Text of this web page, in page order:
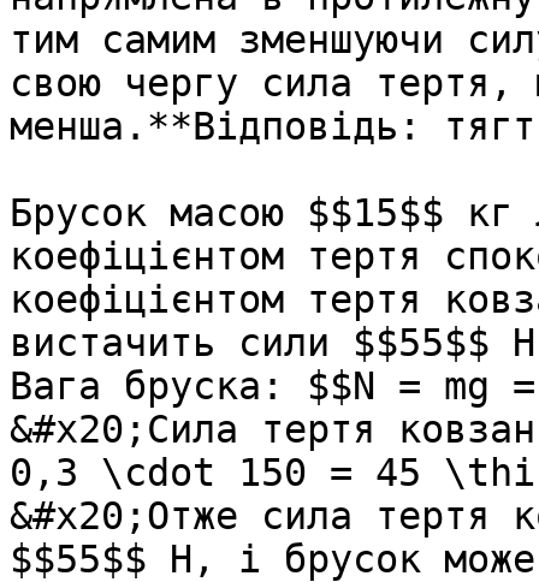
тим самим зменшуючи
свою чергу сила тертя,
менша.**Вiдповiдь:
Брусок масою $$15$$
коефіцієнтом тертя
коефіцієнтом тертя
вистачить сили $$55$$
Вага бруска: $$N = mg
&#x20;Сила тертя
0,3 \cdot 150 = 45
&#x20;Отже сила тертя
$$55$$ Н, і брусок